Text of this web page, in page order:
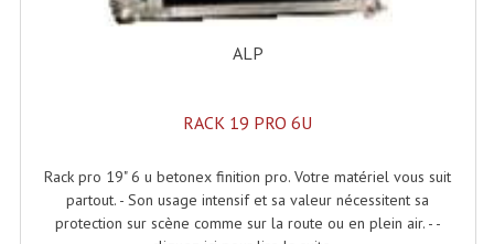
Angle AG20 Structure Contest
Angle AG29 Structure Contest
Angle DUO Structure Contest
ALP
RACK 19 PRO 6U
Rack pro 19" 6 u betonex finition pro. Votre matériel vous suit
partout. - Son usage intensif et sa valeur nécessitent sa
protection sur scène comme sur la route ou en plein air. - -